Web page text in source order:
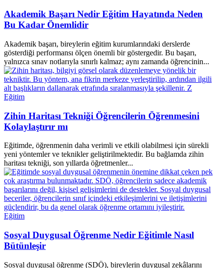
Akademik Başarı Nedir Eğitim Hayatında Neden
Bu Kadar Önemlidir
Akademik başarı, bireylerin eğitim kurumlarındaki derslerde
gösterdiği performansı ölçen önemli bir göstergedir. Bu başarı,
yalnızca sınav notlarıyla sınırlı kalmaz; aynı zamanda öğrencinin...
Eğitim
Zihin Haritası Tekniği Öğrencilerin Öğrenmesini
Kolaylaştırır mı
Eğitimde, öğrenmenin daha verimli ve etkili olabilmesi için sürekli
yeni yöntemler ve teknikler geliştirilmektedir. Bu bağlamda zihin
haritası tekniği, son yıllarda öğretmenler...
Eğitim
Sosyal Duygusal Öğrenme Nedir Eğitimle Nasıl
Bütünleşir
Sosyal duygusal öğrenme (SDÖ), bireylerin duygusal zekâlarını